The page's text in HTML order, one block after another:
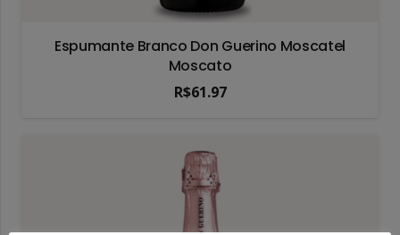
Espumante Branco Don Guerino Moscatel
Moscato
R$61.97